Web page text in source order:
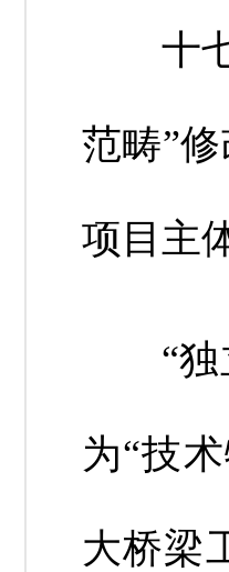
十七
范畴”
项目主
“独立
为“技
大桥梁